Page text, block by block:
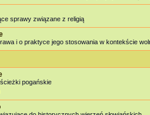
sprawy związane z religią
i o praktyce jego stosowania w kontekście
pogańskie